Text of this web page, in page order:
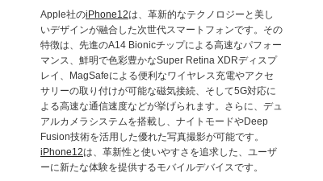
Apple社のiPhone12は、革新的なテクノロジーと美し
いデザインが融合した次世代スマートフォンです。その
特徴は、先進のA14 Bionicチップによる高速なパフォー
マンス、鮮明で色彩豊かなSuper Retina XDRディスプ
レイ、MagSafeによる便利なワイヤレス充電やアクセ
サリーの取り付けが可能な磁気接続、そして5G対応に
よる高速な通信速度などが挙げられます。さらに、デュ
アルカメラシステムを搭載し、ナイトモードやDeep
Fusion技術を活用した優れた写真撮影が可能です。
iPhone12は、革新性と使いやすさを追求した、ユーザ
ーに新たな体験を提供するモバイルデバイスです。